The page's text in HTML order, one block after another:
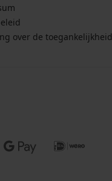
over de toegankelijkheid